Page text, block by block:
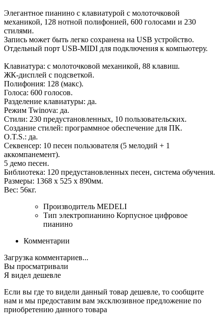
Элегантное пианино с клавиатурой с молоточковой
механикой, 128 нотной полифонией, 600 голосами и 230
стилями.
Запись может быть легко сохранена на USB устройство.
Отдельный порт USB-MIDI для подключения к компьютеру.
Клавиатура: с молоточковой механикой, 88 клавиш.
ЖК-дисплей с подсветкой.
Полифония: 128 (макс).
Голоса: 600 голосов.
Разделение клавиатуры: да.
Режим Twinova: да.
Стили: 230 предустановленных, 10 пользовательских.
Создание стилей: программное обеспечение для ПК.
O.T.S.: да.
Секвенсер: 10 песен пользователя (5 мелодий + 1
аккомпанемент).
5 демо песен.
Библиотека: 120 предустановленных песен, система обучения.
Размеры: 1368 х 525 х 890мм.
Вес: 56кг.
Производитель MEDELI
Тип электропианино Корпусное цифровое
пианино
Комментарии
Загрузка комментариев...
Вы просматривали
Я видел дешевле
Если вы где то видели данный товар дешевле, то сообщите
нам и мы предоставим вам эксклюзивное предложение по
приобретению данного товара